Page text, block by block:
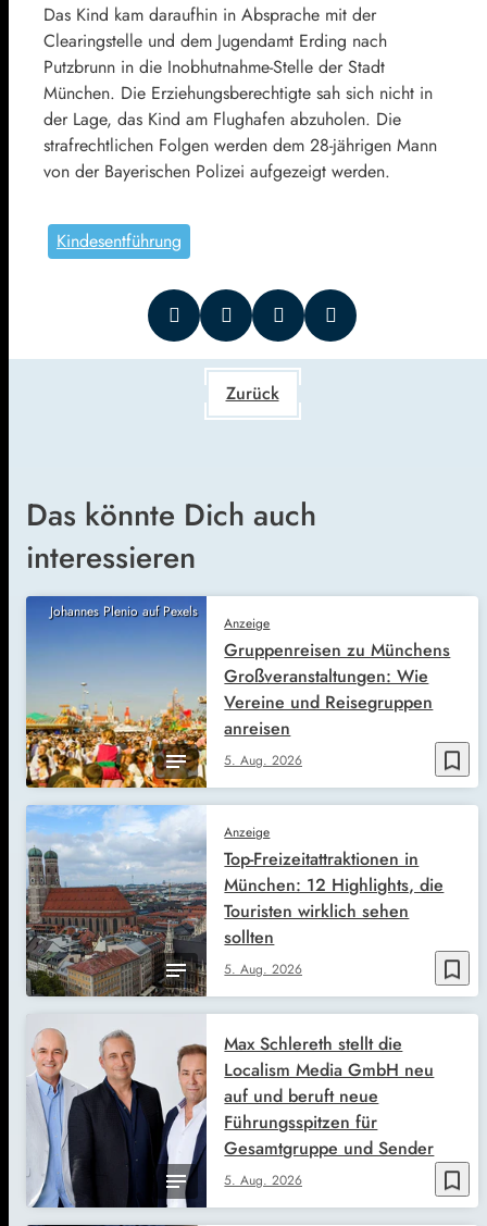
Das Kind kam daraufhin in Absprache mit der
Clearingstelle und dem Jugendamt Erding nach
Putzbrunn in die Inobhutnahme-Stelle der Stadt
München. Die Erziehungsberechtigte sah sich nicht in
der Lage, das Kind am Flughafen abzuholen. Die
strafrechtlichen Folgen werden dem 28-jährigen Mann
von der Bayerischen Polizei aufgezeigt werden.
Kindesentführung
Zurück
Das könnte Dich auch
interessieren
Johannes Plenio auf Pexels
bookmark_border
Anzeige
5. Aug. 2026
Gruppenreisen zu Münchens
Großveranstaltungen: Wie
Vereine und Reisegruppen
anreisen
bookmark_border
Anzeige
5. Aug. 2026
Top-Freizeitattraktionen in
München: 12 Highlights, die
Touristen wirklich sehen
sollten
bookmark_border
5. Aug. 2026
Max Schlereth stellt die
Localism Media GmbH neu
auf und beruft neue
Führungsspitzen für
Gesamtgruppe und Sender